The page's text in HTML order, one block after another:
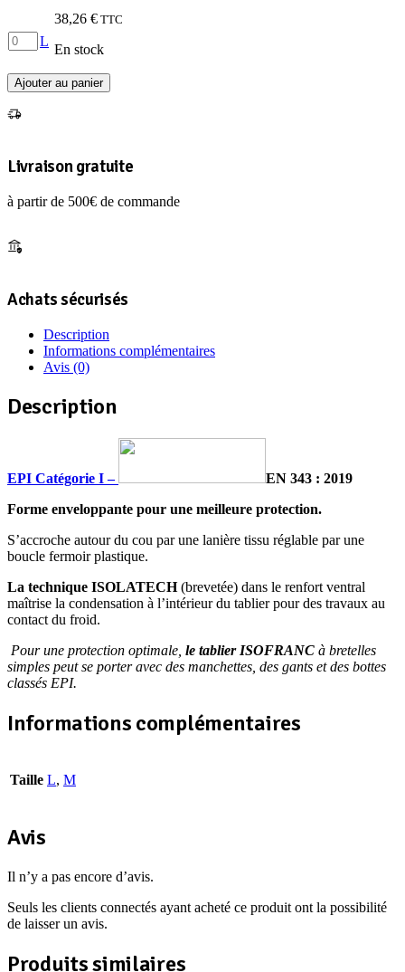
RENFORT
GITANE
M
quantité
de
TABLIER
RENFORT
T.
L
38,26 € TTC
En stock
Ajouter au panier
Livraison gratuite
à partir de 500€ de commande
Achats sécurisés
Description
Informations complémentaires
Avis (0)
Description
EPI Catégorie I –
EN 343 : 2019
Forme enveloppante pour une meilleure protection.
S’accroche autour du cou par une lanière tissu réglable par une
boucle fermoir plastique.
La technique ISOLATECH(brevetée) dans le renfort ventral
maîtrise la condensation à l’intérieur du tablier pour des travaux au
contact du froid.
Pour une protection optimale, le tablier ISOFRANC à bretelles
simples peut se porter avec des manchettes, des gants et des bottes
classés EPI.
Informations complémentaires
Taille L, M
Avis
Il n’y a pas encore d’avis.
Seuls les clients connectés ayant acheté ce produit ont la possibilité
de laisser un avis.
Produits similaires